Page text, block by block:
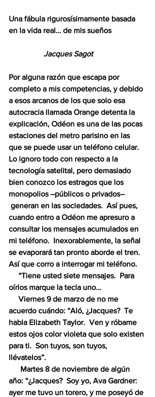
Una fábula rigurosísimamente basada
en la vida real… de mis sueños
                  Jacques Sagot
Por alguna razón que escapa por
completo a mis competencias, y debido
a esos arcanos de los que solo esa
autocracia llamada Orange detenta la
explicación, Odéon es una de las pocas
estaciones del metro parisino en las
que se puede usar un teléfono celular.
Lo ignoro todo con respecto a la
tecnología satelital, pero demasiado
bien conozco los estragos que los
monopolios –públicos o privados–
generan en las sociedades.  Así pues,
cuando entro a Odéon me apresuro a
consultar los mensajes acumulados en
mi teléfono.  Inexorablemente, la señal
se evaporará tan pronto aborde el tren.
Así que corro a interrogar mi teléfono.
oírlos marque la tecla uno…
Viernes 9 de marzo de no me
acuerdo cuándo: “Aló, ¿Jacques?  Te
habla Elizabeth Taylor.  Ven y róbame
estos ojos color violeta que solo existen
para ti.  Son tuyos, son tuyos,
llévatelos”.
año: “¿Jacques?  Soy yo, Ava Gardner:
ayer me tuvo un torero, y me poseyó de